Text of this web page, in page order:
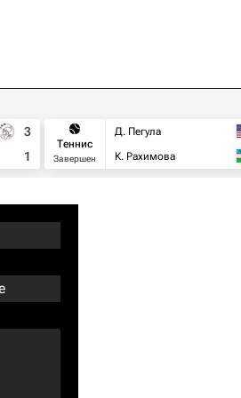
3
1
Теннис
Завершен
Д. Пегула
К. Рахимова